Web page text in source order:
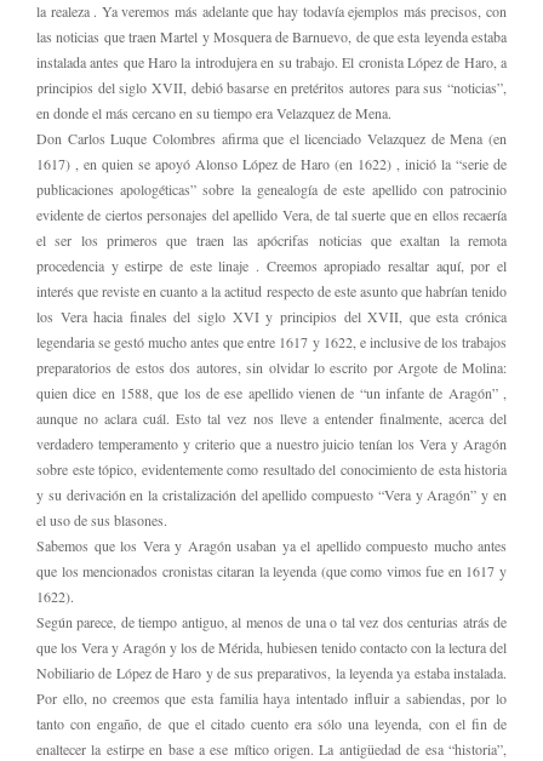
la realeza . Ya veremos más adelante que hay todavía ejemplos más precisos, con
las noticias que traen Martel y Mosquera de Barnuevo, de que esta leyenda estaba
instalada antes que Haro la introdujera en su trabajo. El cronista López de Haro, a
principios del siglo XVII, debió basarse en pretéritos autores para sus “noticias”,
en donde el más cercano en su tiempo era Velazquez de Mena.
Don Carlos Luque Colombres afirma que el licenciado Velazquez de Mena (en
1617) , en quien se apoyó Alonso López de Haro (en 1622) , inició la “serie de
publicaciones apologéticas” sobre la genealogía de este apellido con patrocinio
evidente de ciertos personajes del apellido Vera, de tal suerte que en ellos recaería
el ser los primeros que traen las apócrifas noticias que exaltan la remota
procedencia y estirpe de este linaje . Creemos apropiado resaltar aquí, por el
interés que reviste en cuanto a la actitud respecto de este asunto que habrían tenido
los Vera hacia finales del siglo XVI y principios del XVII, que esta crónica
legendaria se gestó mucho antes que entre 1617 y 1622, e inclusive de los trabajos
preparatorios de estos dos autores, sin olvidar lo escrito por Argote de Molina:
quien dice en 1588, que los de ese apellido vienen de “un infante de Aragón” ,
aunque no aclara cuál. Esto tal vez nos lleve a entender finalmente, acerca del
verdadero temperamento y criterio que a nuestro juicio tenían los Vera y Aragón
sobre este tópico, evidentemente como resultado del conocimiento de esta historia
y su derivación en la cristalización del apellido compuesto “Vera y Aragón” y en
el uso de sus blasones.
Sabemos que los Vera y Aragón usaban ya el apellido compuesto mucho antes
que los mencionados cronistas citaran la leyenda (que como vimos fue en 1617 y
1622).
Según parece, de tiempo antiguo, al menos de una o tal vez dos centurias atrás de
que los Vera y Aragón y los de Mérida, hubiesen tenido contacto con la lectura del
Nobiliario de López de Haro y de sus preparativos, la leyenda ya estaba instalada.
Por ello, no creemos que esta familia haya intentado influir a sabiendas, por lo
tanto con engaño, de que el citado cuento era sólo una leyenda, con el fin de
enaltecer la estirpe en base a ese mítico origen. La antigüedad de esa “historia”,